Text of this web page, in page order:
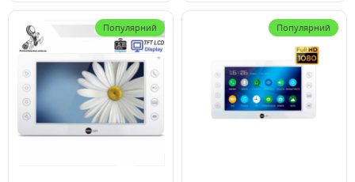
Популярний Популярний